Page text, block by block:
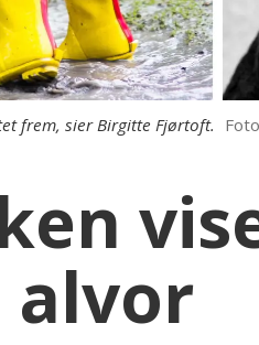
frem, sier Birgitte Fjørtoft.
alvor